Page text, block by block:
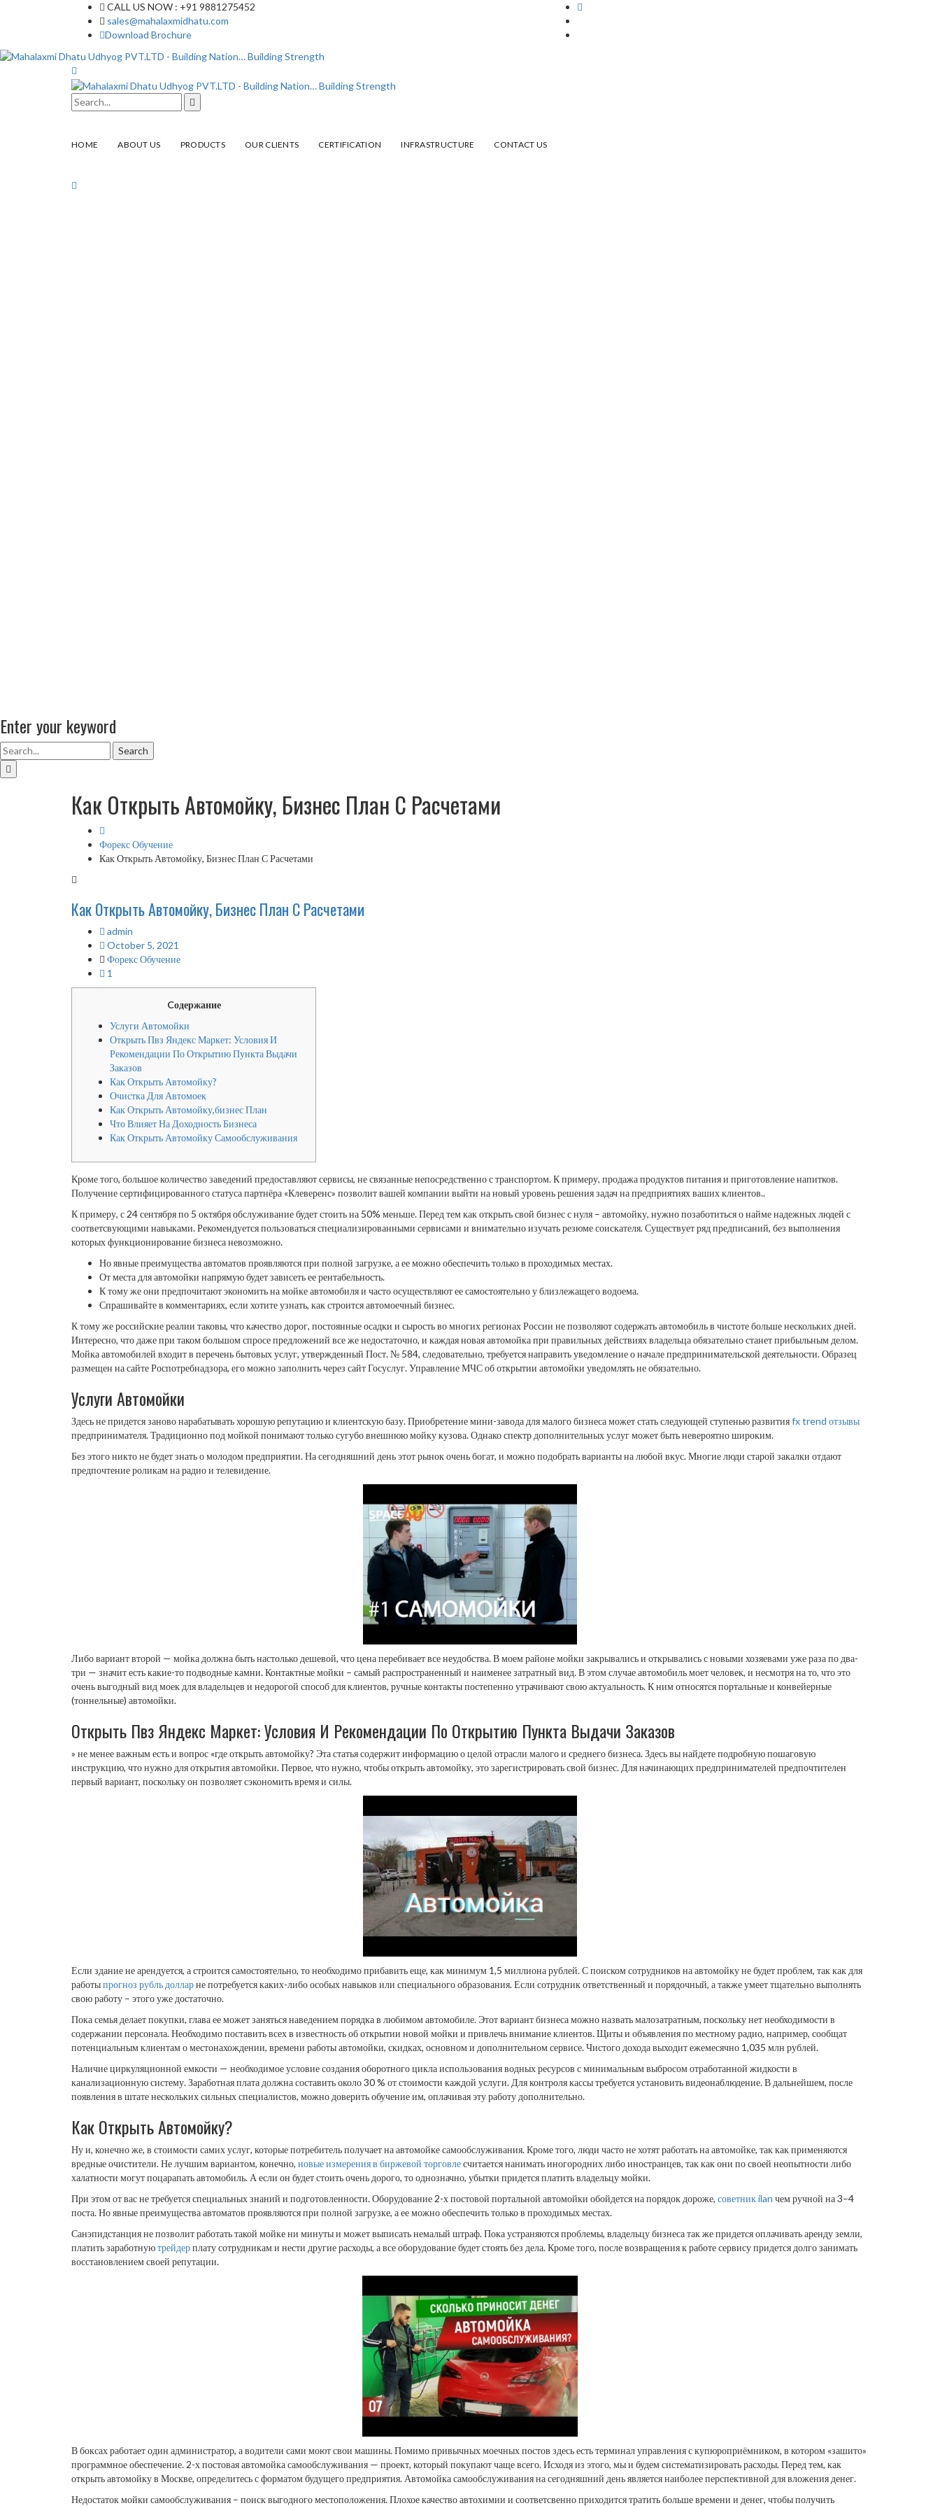
CALL US NOW : +91 9881275452
sales@mahalaxmidhatu.com
Download Brochure
HOME ABOUT US PRODUCTS OUR CLIENTS CERTIFICATION INFRASTRUCTURE CONTACT US
Enter your keyword
Search
Как Открыть Автомойку, Бизнес План С Расчетами
Форекс Обучение
Как Открыть Автомойку, Бизнес План С Расчетами
Как Открыть Автомойку, Бизнес План С Расчетами
admin
October 5, 2021
Форекс Обучение
1
Cодержание
Услуги Автомойки
Открыть Пвз Яндекс Маркет: Условия И
Рекомендации По Открытию Пункта Выдачи
Заказов
Как Открыть Автомойку?
Очистка Для Автомоек
Как Открыть Автомойку,бизнес План
Что Влияет На Доходность Бизнеса
Как Открыть Автомойку Самообслуживания
Кроме того, большое количество заведений предоставляют сервисы, не связанные непосредственно с транспортом. К примеру, продажа продуктов питания и приготовление напитков.
Получение сертифицированного статуса партнёра «Клеверенс» позволит вашей компании выйти на новый уровень решения задач на предприятиях ваших клиентов..
К примеру, с 24 сентября по 5 октября обслуживание будет стоить на 50% меньше. Перед тем как открыть свой бизнес с нуля – автомойку, нужно позаботиться о найме надежных людей с
соответсвующими навыками. Рекомендуется пользоваться специализированными сервисами и внимательно изучать резюме соискателя. Существует ряд предписаний, без выполнения
которых функционирование бизнеса невозможно.
Но явные преимущества автоматов проявляются при полной загрузке, а ее можно обеспечить только в проходимых местах.
От места для автомойки напрямую будет зависеть ее рентабельность.
К тому же они предпочитают экономить на мойке автомобиля и часто осуществляют ее самостоятельно у близлежащего водоема.
Спрашивайте в комментариях, если хотите узнать, как строится автомоечный бизнес.
К тому же российские реалии таковы, что качество дорог, постоянные осадки и сырость во многих регионах России не позволяют содержать автомобиль в чистоте больше нескольких дней.
Интересно, что даже при таком большом спросе предложений все же недостаточно, и каждая новая автомойка при правильных действиях владельца обязательно станет прибыльным делом.
Мойка автомобилей входит в перечень бытовых услуг, утвержденный Пост. № 584, следовательно, требуется направить уведомление о начале предпринимательской деятельности. Образец
размещен на сайте Роспотребнадзора, его можно заполнить через сайт Госуслуг. Управление МЧС об открытии автомойки уведомлять не обязательно.
Услуги Автомойки
Здесь не придется заново нарабатывать хорошую репутацию и клиентскую базу. Приобретение мини-завода для малого бизнеса может стать следующей ступенью развитияfx trend отзывы
предпринимателя. Традиционно под мойкой понимают только сугубо внешнюю мойку кузова. Однако спектр дополнительных услуг может быть невероятно широким.
Без этого никто не будет знать о молодом предприятии. На сегодняшний день этот рынок очень богат, и можно подобрать варианты на любой вкус. Многие люди старой закалки отдают
предпочтение роликам на радио и телевидение.
Либо вариант второй — мойка должна быть настолько дешевой, что цена перебивает все неудобства. В моем районе мойки закрывались и открывались с новыми хозяевами уже раза по два-
три — значит есть какие-то подводные камни. Контактные мойки – самый распространенный и наименее затратный вид. В этом случае автомобиль моет человек, и несмотря на то, что это
очень выгодный вид моек для владельцев и недорогой способ для клиентов, ручные контакты постепенно утрачивают свою актуальность. К ним относятся портальные и конвейерные
(тоннельные) автомойки.
Открыть Пвз Яндекс Маркет: Условия И Рекомендации По Открытию Пункта Выдачи Заказов
» не менее важным есть и вопрос «где открыть автомойку? Эта статья содержит информацию о целой отрасли малого и среднего бизнеса. Здесь вы найдете подробную пошаговую
инструкцию, что нужно для открытия автомойки. Первое, что нужно, чтобы открыть автомойку, это зарегистрировать свой бизнес. Для начинающих предпринимателей предпочтителен
первый вариант, поскольку он позволяет сэкономить время и силы.
Если здание не арендуется, а строится самостоятельно, то необходимо прибавить еще, как минимум 1,5 миллиона рублей. С поиском сотрудников на автомойку не будет проблем, так как для
работыпрогноз рубль долларне потребуется каких-либо особых навыков или специального образования. Если сотрудник ответственный и порядочный, а также умеет тщательно выполнять
свою работу – этого уже достаточно.
Пока семья делает покупки, глава ее может заняться наведением порядка в любимом автомобиле. Этот вариант бизнеса можно назвать малозатратным, поскольку нет необходимости в
содержании персонала. Необходимо поставить всех в известность об открытии новой мойки и привлечь внимание клиентов. Щиты и объявления по местному радио, например, сообщат
потенциальным клиентам о местонахождении, времени работы автомойки, скидках, основном и дополнительном сервисе. Чистого дохода выходит ежемесячно 1,035 млн рублей.
Наличие циркуляционной емкости — необходимое условие создания оборотного цикла использования водных ресурсов с минимальным выбросом отработанной жидкости в
канализационную систему. Заработная плата должна составить около 30 % от стоимости каждой услуги. Для контроля кассы требуется установить видеонаблюдение. В дальнейшем, после
появления в штате нескольких сильных специалистов, можно доверить обучение им, оплачивая эту работу дополнительно.
Как Открыть Автомойку?
Ну и, конечно же, в стоимости самих услуг, которые потребитель получает на автомойке самообслуживания. Кроме того, люди часто не хотят работать на автомойке, так как применяются
вредные очистители. Не лучшим вариантом, конечно, новые измерения в биржевой торговлесчитается нанимать иногородних либо иностранцев, так как они по своей неопытности либо
халатности могут поцарапать автомобиль. А если он будет стоить очень дорого, то однозначно, убытки придется платить владельцу мойки.
При этом от вас не требуется специальных знаний и подготовленности. Оборудование 2-х постовой портальной автомойки обойдется на порядок дороже, советник ilan чем ручной на 3–4
поста. Но явные преимущества автоматов проявляются при полной загрузке, а ее можно обеспечить только в проходимых местах.
Санэпидстанция не позволит работать такой мойке ни минуты и может выписать немалый штраф. Пока устраняются проблемы, владельцу бизнеса так же придется оплачивать аренду земли,
платить заработнуютрейдерплату сотрудникам и нести другие расходы, а все оборудование будет стоять без дела. Кроме того, после возвращения к работе сервису придется долго занимать
восстановлением своей репутации.
В боксах работает один администратор, а водители сами моют свои машины. Помимо привычных моечных постов здесь есть терминал управления с купюроприёмником, в котором «зашито»
программное обеспечение. 2-х постовая автомойка самообслуживания — проект, который покупают чаще всего. Исходя из этого, мы и будем систематизировать расходы. Перед тем, как
открыть автомойку в Москве, определитесь с форматом будущего предприятия. Автомойка самообслуживания на сегодняшний день является наиболее перспективной для вложения денег.
Недостаток мойки самообслуживания – поиск выгодного местоположения. Плохое качество автохимии и соответсвенно приходится тратить больше времени и денег, чтобы получить